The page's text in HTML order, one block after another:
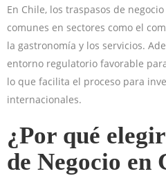
En Chile, los traspasos de
comunes en sectores como el
la gastronomía y los servicios.
entorno regulatorio favorable
lo que facilita el proceso para
internacionales.
¿Por qué
de Negocio en